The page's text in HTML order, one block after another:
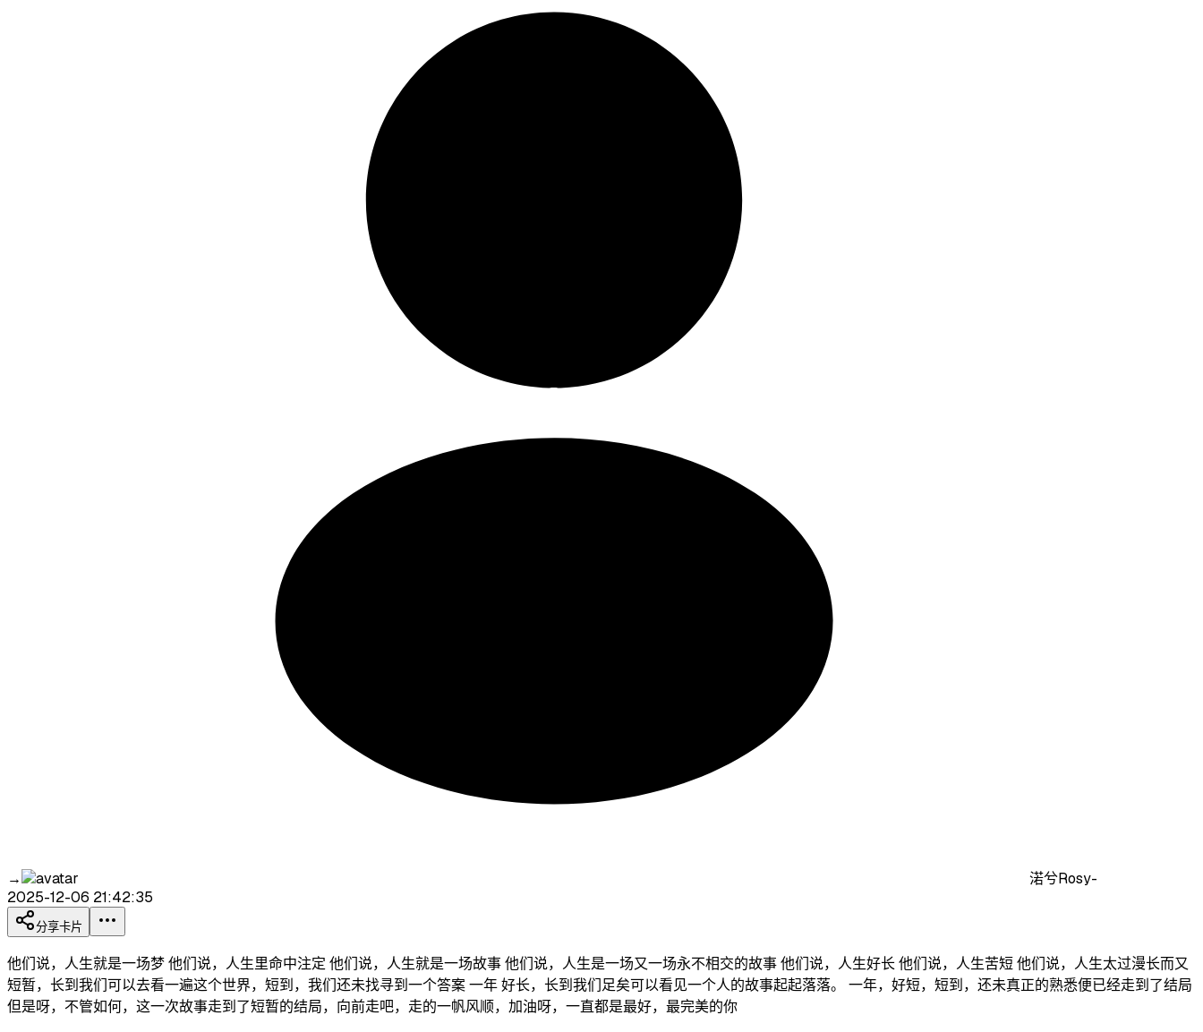
→
渃兮Rosy-
2025-12-06 21:42:35
分享卡片
他们说，人生就是一场梦 他们说，人生里命中注定 他们说，人生就是一场故事 他们说，人生是一场又一场永不相交的故事 他们说，人生好长 他们说，人生苦短 他们说，人生太过漫长而又
短暂，长到我们可以去看一遍这个世界，短到，我们还未找寻到一个答案 一年 好长，长到我们足矣可以看见一个人的故事起起落落。 一年，好短，短到，还未真正的熟悉便已经走到了结局
但是呀，不管如何，这一次故事走到了短暂的结局，向前走吧，走的一帆风顺，加油呀，一直都是最好，最完美的你